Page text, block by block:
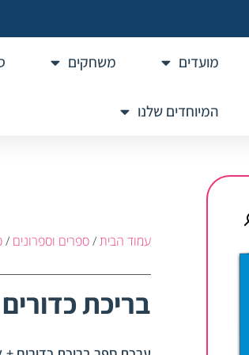
מועדים משחקים
המיוחדים שלנו
עמוד הבית/ספרים וספרונים /
בריכת כדורים